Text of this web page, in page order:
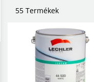
55 Termékek